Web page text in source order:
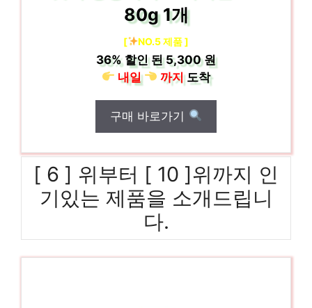
80g 1개
[ NO.5 제품 ]
36% 할인 된5,300 원
내일
까지도착
구매 바로가기
[ 6 ] 위부터 [ 10 ]위까지 인
기있는 제품을 소개드립니
다.